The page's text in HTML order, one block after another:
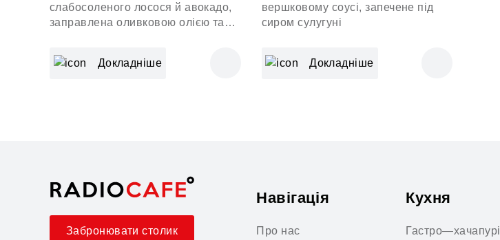
слабосоленого лосося й авокадо,
заправлена оливковою олією та
Докладніше
вершковому соусі, запечене під
сиром сулугуні
Докладніше
Забронювати столик
Навігація
Про нас
Кухня
Гастро—хачапурі